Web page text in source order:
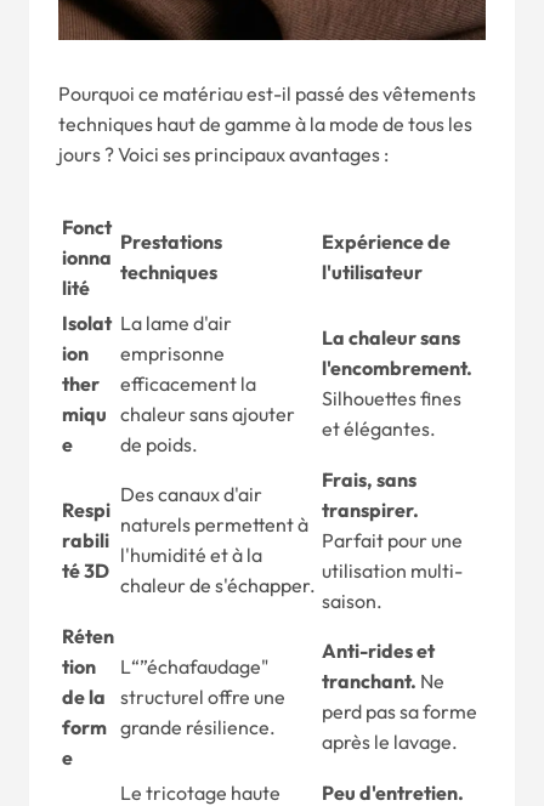
Pourquoi ce matériau est-il passé des vêtements
techniques haut de gamme à la mode de tous les
jours ? Voici ses principaux avantages :
Fonct
ionna
lité
Prestations
techniques
Expérience de
l'utilisateur
Isolat
ion
ther
miqu
e
La lame d'air
emprisonne
efficacement la
chaleur sans ajouter
de poids.
La chaleur sans
l'encombrement.
Silhouettes fines
et élégantes.
Respi
rabili
té 3D
Des canaux d'air
naturels permettent à
l'humidité et à la
chaleur de s'échapper.
Frais, sans
transpirer.
Parfait pour une
utilisation multi-
saison.
Réten
tion
de la
form
e
L“”échafaudage"
structurel offre une
grande résilience.
Anti-rides et
tranchant. Ne
perd pas sa forme
après le lavage.
Le tricotage haute
Peu d'entretien.